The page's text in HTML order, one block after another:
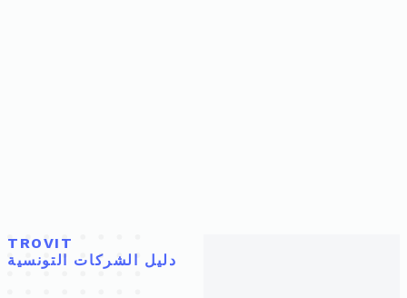
TROVIT
دليل الشركات التونسية